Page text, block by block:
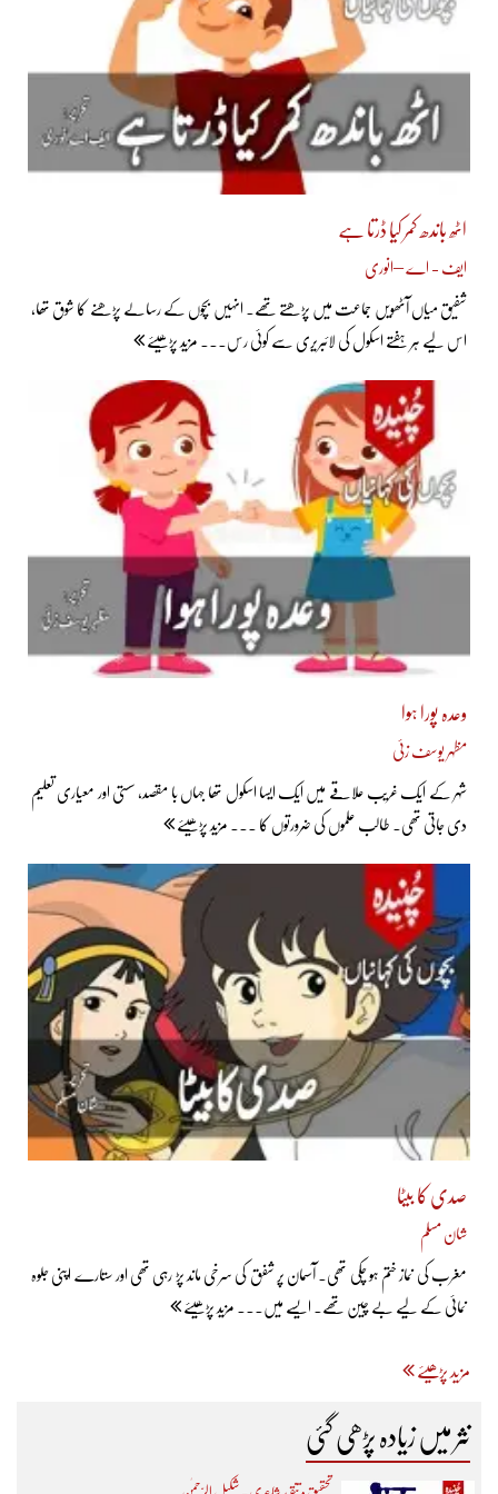
اٹھ باندھ کمر کیا ڈرتا ہے
ایف - اے –انوری
شفیق میاں آٹھویں جماعت میں پڑھتے تھے۔ انہیں بچوں کے رسالے پڑھنے کا شوق تھا،
اس لیے ہر ہفتے اسکول کی لائبریری سے کوئی رس... مزید پڑھیئے
وعدہ پورا ہوا
مظہر یوسف زئی
شہر کے ایک غریب علاقے میں ایک ایسا اسکول تھا جہاں با مقصد، سستی اور معیاری تعلیم
دی جاتی تھی۔ طالب علموں کی ضرورتوں کا ... مزید پڑھیئے
صدی کا بیٹا
شان مسلم
مغرب کی نماز ختم ہو چکی تھی۔ آسمان پر شفق کی سرخی ماند پڑ رہی تھی اور ستارے اپنی جلوہ
نمائی کے لیے بے چین تھے۔ ایسے میں... مزید پڑھیئے
مزید پڑھیئے
نثر میں زیادہ پڑھی گئی